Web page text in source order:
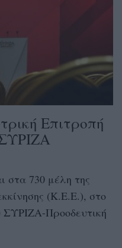
Επιτροπή
στα 730 μέλη της
(Κ.Ε.Ε.), στο
ΣΥΡΙΖΑ-Προοδευτική